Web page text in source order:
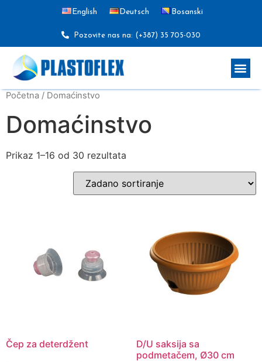
English Deutsch Bosanski
Pozovite nas na: (+387) 35 705-030
Početna / Domaćinstvo
Domaćinstvo
Prikaz 1–16 od 30 rezultata
Čep za deterdžent
D/U saksija sa
podmetačem, Ø30 cm